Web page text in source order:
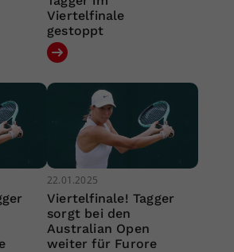
Viertelfinale
gestoppt
22.01.2025
Viertelfinale! Tagger
sorgt bei den
Australian Open
weiter für Furore